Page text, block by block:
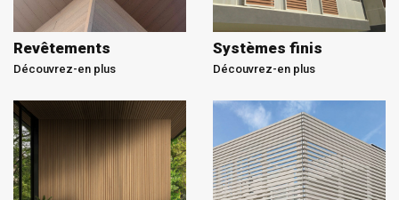
Revêtements
Découvrez-en plus
Systèmes finis
Découvrez-en plus